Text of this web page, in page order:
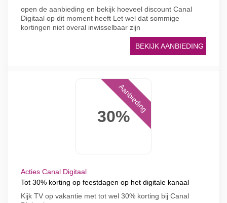
open de aanbieding en bekijk hoeveel discount Canal
Digitaal op dit moment heeft Let wel dat sommige
kortingen niet overal inwisselbaar zijn
BEKIJK AANBIEDING
30%
Aanbieding
Acties Canal Digitaal
Tot 30% korting op feestdagen op het digitale kanaal
Kijk TV op vakantie met tot wel 30% korting bij Canal